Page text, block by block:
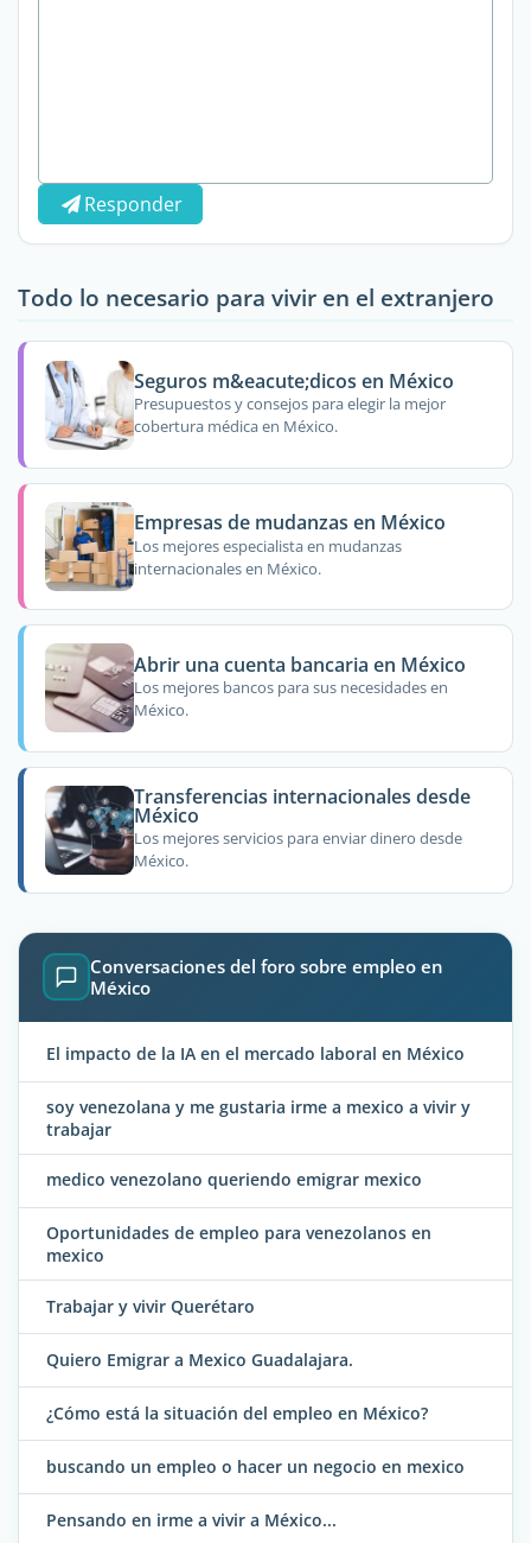
Responder
Todo lo necesario para vivir en el extranjero
Seguros m&eacute;dicos en México
Presupuestos y consejos para elegir la mejor
cobertura médica en México.
Empresas de mudanzas en México
Los mejores especialista en mudanzas
internacionales en México.
Abrir una cuenta bancaria en México
Los mejores bancos para sus necesidades en
México.
Transferencias internacionales desde
México
Los mejores servicios para enviar dinero desde
México.
Conversaciones del foro sobre empleo en
México
El impacto de la IA en el mercado laboral en México
soy venezolana y me gustaria irme a mexico a vivir y
trabajar
medico venezolano queriendo emigrar mexico
Oportunidades de empleo para venezolanos en
mexico
Trabajar y vivir Querétaro
Quiero Emigrar a Mexico Guadalajara.
¿Cómo está la situación del empleo en México?
buscando un empleo o hacer un negocio en mexico
Pensando en irme a vivir a México...